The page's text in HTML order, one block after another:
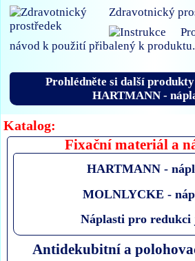
Katalog:
Fixační materiál a
HARTMANN -
MOLNLYCKE -
Náplasti pro redukci
Antidekubitní a
Zdravotnický
návod k použití přibalený k produktu.
Prohlédněte si další
HARTMANN -